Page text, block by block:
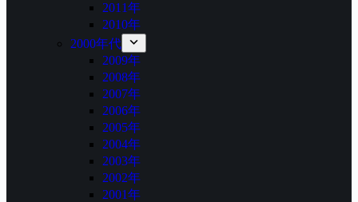
2011年
2010年
2000年代
2009年
2008年
2007年
2006年
2005年
2004年
2003年
2002年
2001年